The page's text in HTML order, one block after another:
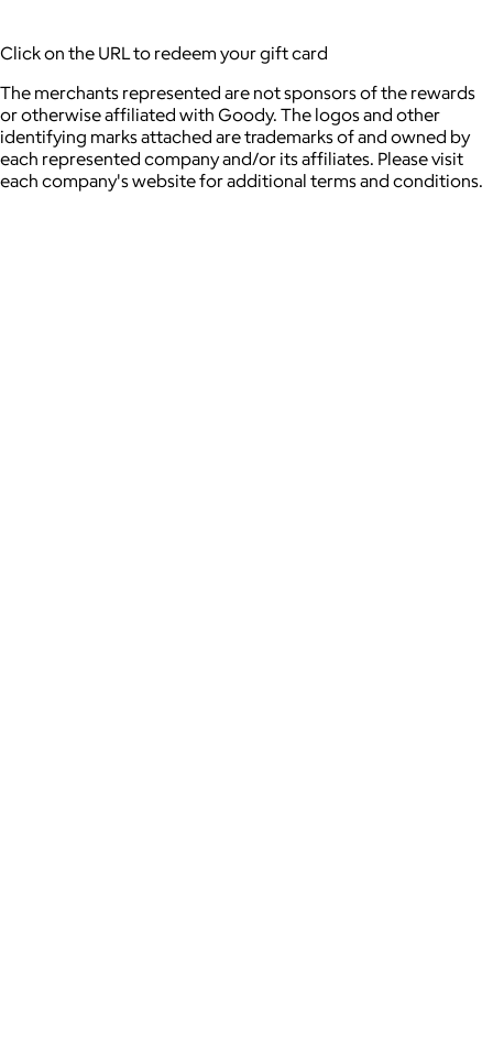
Click on the URL to redeem your gift card
The merchants represented are not sponsors of the rewards
or otherwise affiliated with Goody. The logos and other
identifying marks attached are trademarks of and owned by
each represented company and/or its affiliates. Please visit
each company's website for additional terms and conditions.